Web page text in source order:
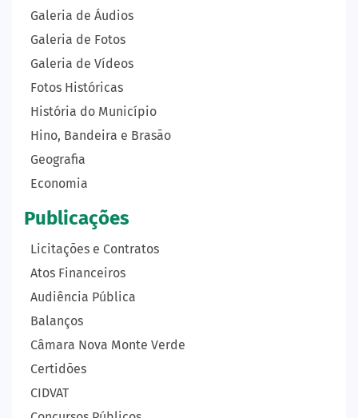
Galeria de Áudios
Galeria de Fotos
Galeria de Vídeos
Fotos Históricas
História do Município
Hino, Bandeira e Brasão
Geografia
Economia
Publicações
Licitações e Contratos
Atos Financeiros
Audiência Pública
Balanços
Câmara Nova Monte Verde
Certidões
CIDVAT